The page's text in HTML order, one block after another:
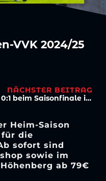
VVK 2024/25
NÄCHSTER BEITRAG
0:1 beim Saisonfinale in Freiburg
Heim-Saison
die
sofort sind
sowie im
ab 79€